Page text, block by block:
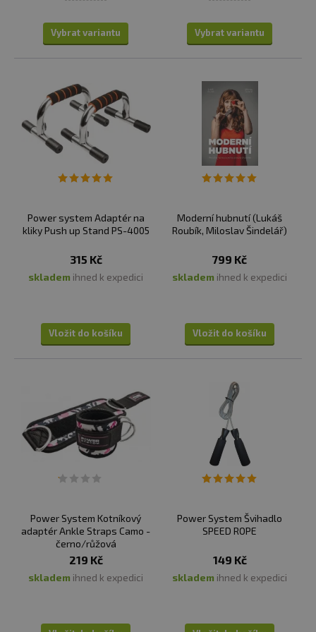
Vybrat variantu Vybrat variantu
Power system Adaptér na
kliky Push up Stand PS-4005
315 Kč
skladem ihned k expedici
Vložit do košíku
Moderní hubnutí (Lukáš
Roubík, Miloslav Šindelář)
799 Kč
skladem ihned k expedici
Vložit do košíku
Power System Kotníkový
adaptér Ankle Straps Camo -
černo/růžová
219 Kč
skladem ihned k expedici
Power System Švihadlo
SPEED ROPE
149 Kč
skladem ihned k expedici